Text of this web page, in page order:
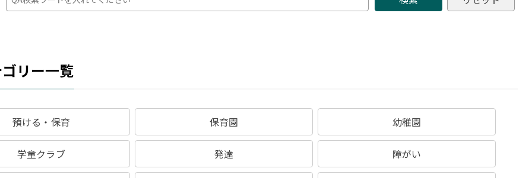
リー一覧
預ける・保育 保育園 幼稚園
学童クラブ 発達 障がい